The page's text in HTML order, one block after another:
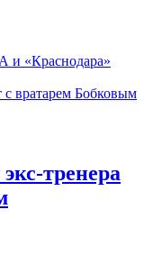
и «Краснодара»
с вратарем Бобковым
тренера